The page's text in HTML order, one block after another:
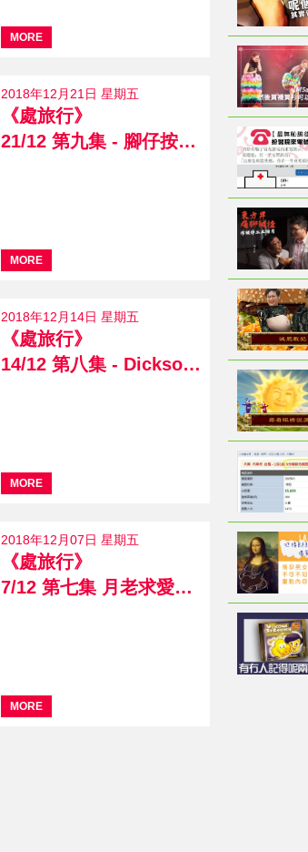
MORE
2018年12月21日 星期五
《處旅行》
21/12 第九集 - 腳仔按摩初體驗
MORE
2018年12月14日 星期五
《處旅行》
14/12 第八集 - Dickson夏水禮
MORE
2018年12月07日 星期五
《處旅行》
7/12 第七集 月老求愛大作戰
MORE